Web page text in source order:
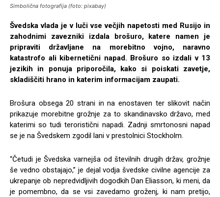
Simbolična fotografija (foto: pixabay)
Švedska vlada je v luči vse večjih napetosti med Rusijo in
zahodnimi zavezniki izdala brošuro, katere namen je
pripraviti državljane na morebitno vojno, naravno
katastrofo ali kibernetični napad. Brošuro so izdali v 13
jezikih in ponuja priporočila, kako si poiskati zavetje,
skladiščiti hrano in katerim informacijam zaupati.
Brošura obsega 20 strani in na enostaven ter slikovit način
prikazuje morebitne grožnje za to skandinavsko državo, med
katerimi so tudi teroristični napadi. Zadnji smrtonosni napad
se je na Švedskem zgodil lani v prestolnici Stockholm.
“Četudi je Švedska varnejša od številnih drugih držav, grožnje
še vedno obstajajo,” je dejal vodja švedske civilne agencije za
ukrepanje ob nepredvidljivih dogodkih Dan Eliasson, ki meni, da
je pomembno, da se vsi zavedamo groženj, ki nam pretijo,